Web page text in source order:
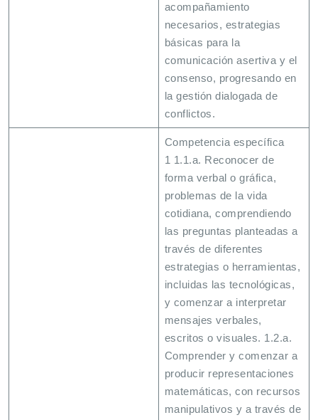
acompañamiento
necesarios, estrategias
básicas para la
comunicación asertiva y el
consenso, progresando en
la gestión dialogada de
conflictos.
Competencia específica
1 1.1.a. Reconocer de
forma verbal o gráfica,
problemas de la vida
cotidiana, comprendiendo
las preguntas planteadas a
través de diferentes
estrategias o herramientas,
incluidas las tecnológicas,
y comenzar a interpretar
mensajes verbales,
escritos o visuales. 1.2.a.
Comprender y comenzar a
producir representaciones
matemáticas, con recursos
manipulativos y a través de